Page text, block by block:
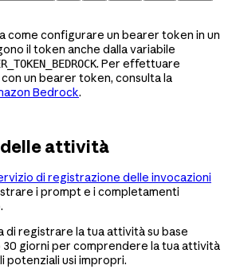
come configurare un bearer token in un
il token anche dalla variabile
. Per effettuare
un bearer token, consulta la
Bedrock.
delle attività
di registrazione delle invocazioni
i prompt e i completamenti
di registrare la tua attività su base
30 giorni per comprendere la tua attività
potenziali usi impropri.